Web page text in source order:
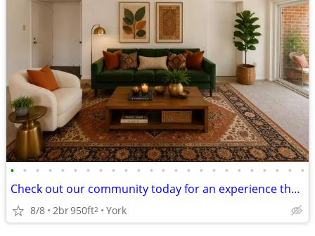
• • • • • • • • • • • • • • • • • • • • • • • •
Check out our community today for an experience that can't be beat!
8/8 2br950ft2 York